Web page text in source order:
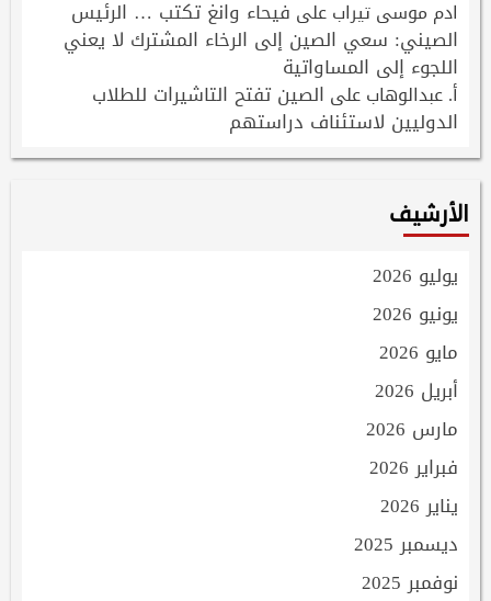
ادم موسى تيرابعلى فيحاء وانغ تكتب … الرئيس
الصيني: سعي الصين إلى الرخاء المشترك لا يعني
اللجوء إلى المساواتية
أ. عبدالوهابعلى الصين تفتح التاشيرات للطلاب
الدوليين لاستئناف دراستهم
الأرشيف
يوليو 2026
يونيو 2026
مايو 2026
أبريل 2026
مارس 2026
فبراير 2026
يناير 2026
ديسمبر 2025
نوفمبر 2025